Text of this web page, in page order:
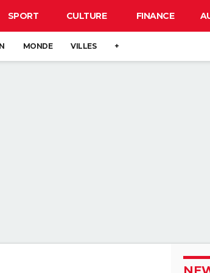
SPORT CULTURE FINANCE
MONDE VILLES +